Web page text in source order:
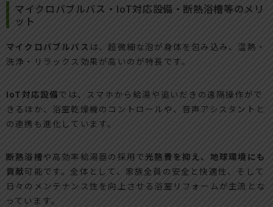
マイクロバブルバス・IoT対応設備・断熱浴槽等のメリ
ット
マイクロバブルバス は、超微細な泡が身体を包み込み、温熱・
洗浄・リラックス効果が高いのが特長です。
IoT対応設備では、スマホから給湯や追いだきの遠隔操作がで
きるほか、浴室乾燥機のコントロールや、音声アシスタントと
の連携も進化しています。
断熱浴槽や高効率給湯器の採用で 光熱費を抑え、地球環境にも
貢献可能です。全体として、家族全員の安全と快適性、そして
日々のメンテナンス性を向上させる浴室リフォームが主流とな
っています。